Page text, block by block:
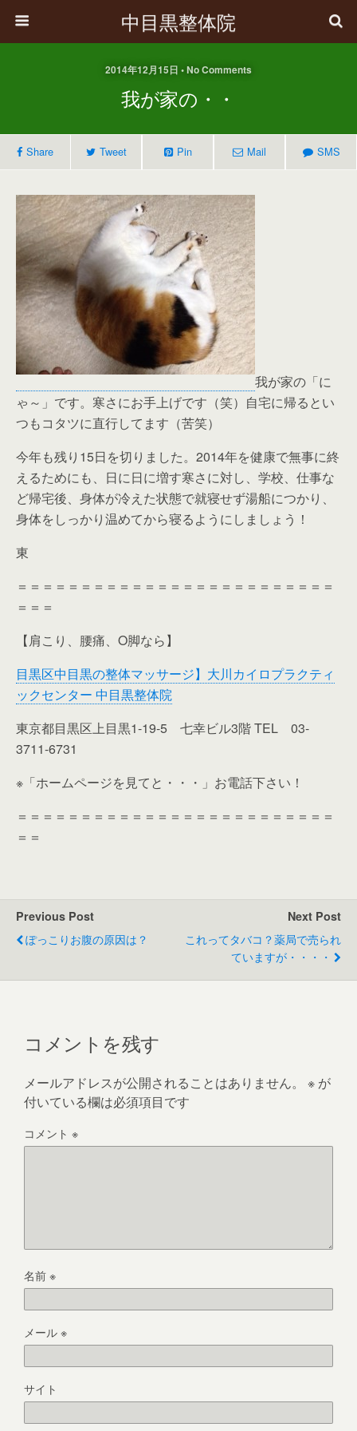
中目黒整体院
2014年12月15日 • No Comments
我が家の・・
Share Tweet Pin Mail SMS
我が家の「に
ゃ～」です。寒さにお手上げです（笑）自宅に帰るとい
つもコタツに直行してます（苦笑）
今年も残り15日を切りました。2014年を健康で無事に終
えるためにも、日に日に増す寒さに対し、学校、仕事な
ど帰宅後、身体が冷えた状態で就寝せず湯船につかり、
身体をしっかり温めてから寝るようにしましょう！
東
＝＝＝＝＝＝＝＝＝＝＝＝＝＝＝＝＝＝＝＝＝＝＝＝＝
＝＝＝
【肩こり、腰痛、O脚なら】
目黒区中目黒の整体マッサージ】大川カイロプラクティ
ックセンター 中目黒整体院
東京都目黒区上目黒1-19-5 七幸ビル3階 TEL 03-
3711-6731
※「ホームページを見てと・・・」お電話下さい！
＝＝＝＝＝＝＝＝＝＝＝＝＝＝＝＝＝＝＝＝＝＝＝＝＝
＝＝
Previous Post
ぽっこりお腹の原因は？
Next Post
これってタバコ？薬局で売られ
ていますが・・・・
コメントを残す
メールアドレスが公開されることはありません。 ※ が
付いている欄は必須項目です
コメント ※
名前※
メール※
サイト